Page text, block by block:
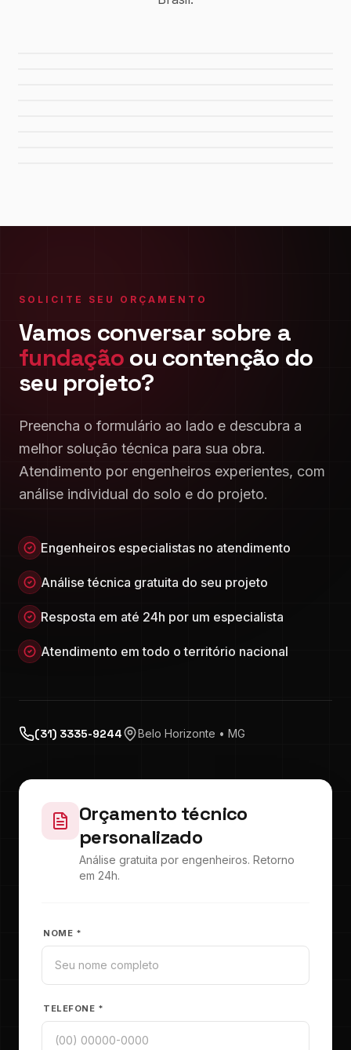
SOLICITE SEU ORÇAMENTO
Vamos conversar sobre a
fundação ou contenção do
seu projeto?
Preencha o formulário ao lado e descubra a
melhor solução técnica para sua obra.
Atendimento por engenheiros experientes, com
análise individual do solo e do projeto.
Engenheiros especialistas no atendimento
Análise técnica gratuita do seu projeto
Resposta em até 24h por um especialista
Atendimento em todo o território nacional
(31) 3335-9244 Belo Horizonte • MG
Orçamento técnico
personalizado
Análise gratuita por engenheiros. Retorno
em 24h.
NOME *
TELEFONE *